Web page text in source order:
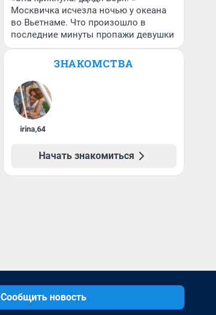
Москвичка исчезла ночью у океана
во Вьетнаме. Что произошло в
последние минуты пропажи девушки
ЗНАКОМСТВА
irina,64
Начать знакомиться
Сообщить новость